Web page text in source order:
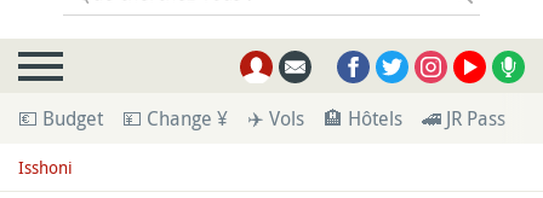
💶 Budget 💴 Change ¥ ✈️ Vols 🏨 Hôtels 🚄 JR Pass
Isshoni